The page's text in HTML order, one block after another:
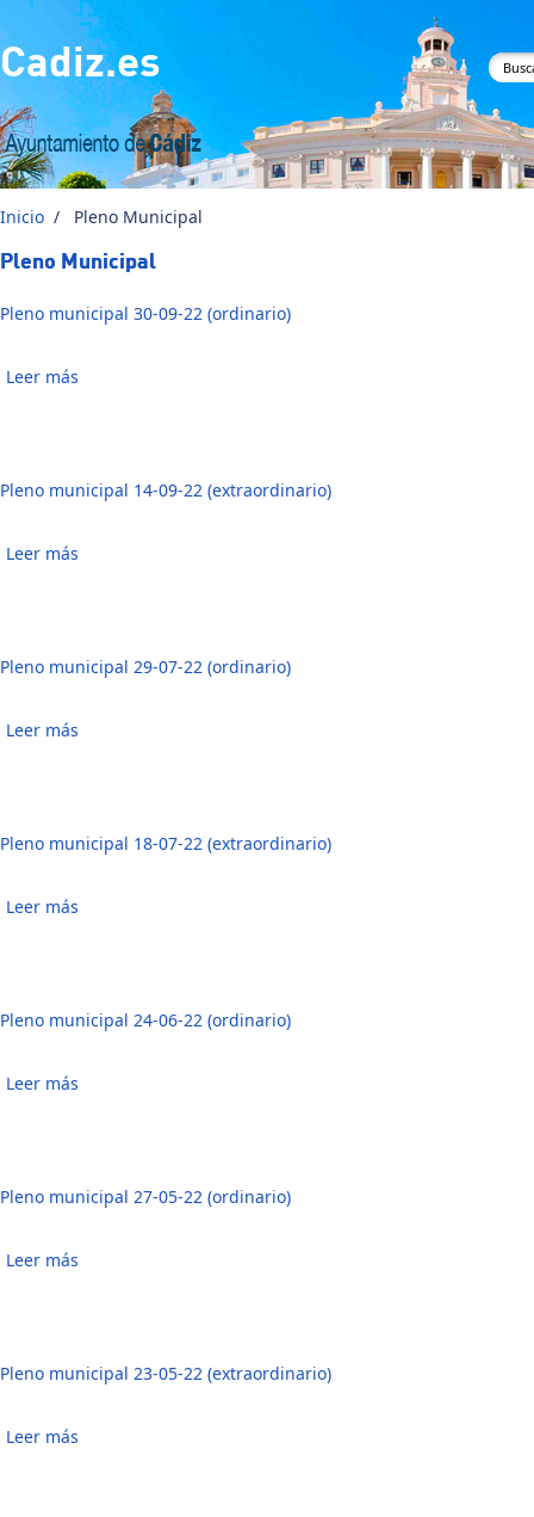
Pasar al contenido principal
Cadiz.es
Inicio / Pleno Municipal
Pleno Municipal
Pleno municipal 30-09-22 (ordinario)
Leer más
Pleno municipal 14-09-22 (extraordinario)
Leer más
Pleno municipal 29-07-22 (ordinario)
Leer más
Pleno municipal 18-07-22 (extraordinario)
Leer más
Pleno municipal 24-06-22 (ordinario)
Leer más
Pleno municipal 27-05-22 (ordinario)
Leer más
Pleno municipal 23-05-22 (extraordinario)
Leer más